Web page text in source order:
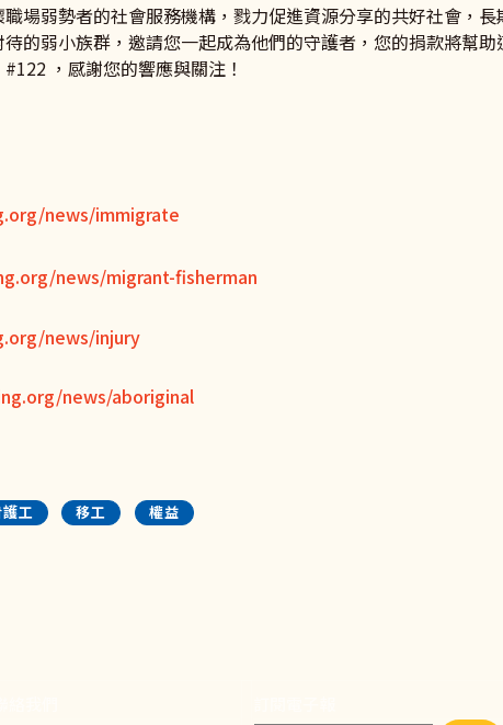
場弱勢者的社會服務機構，戮力促進資源分享的共好社會，
的弱小族群，邀請您一起成為他們的守護者，您的捐款將幫
，感謝您的響應與關注！
news/immigrate
news/migrant-fisherman
news/injury
news/aboriginal
工 移工 權益